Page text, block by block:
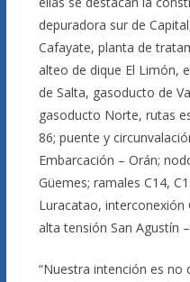
depuradora sur de
Cafayate, planta de
alteo de dique El Limón,
de Salta, gasoducto de
gasoducto Norte, rutas
86; puente y
Embarcación – Orán;
Güemes; ramales C14,
Luracatao, interconexión
alta tensión San Agustín
“Nuestra intención es no